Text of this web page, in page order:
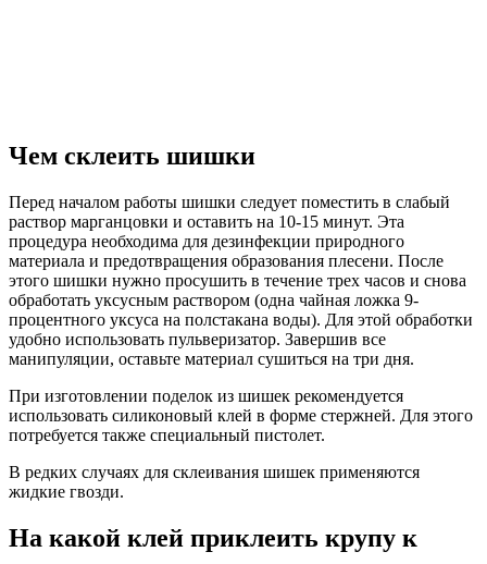
Чем склеить шишки
Перед началом работы шишки следует поместить в слабый
раствор марганцовки и оставить на 10-15 минут. Эта
процедура необходима для дезинфекции природного
материала и предотвращения образования плесени. После
этого шишки нужно просушить в течение трех часов и снова
обработать уксусным раствором (одна чайная ложка 9-
процентного уксуса на полстакана воды). Для этой обработки
удобно использовать пульверизатор. Завершив все
манипуляции, оставьте материал сушиться на три дня.
При изготовлении поделок из шишек рекомендуется
использовать силиконовый клей в форме стержней. Для этого
потребуется также специальный пистолет.
В редких случаях для склеивания шишек применяются
жидкие гвозди.
На какой клей приклеить крупу к